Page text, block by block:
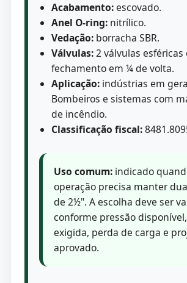
Acabamento:escovado.
Anel O-ring:nitrílico.
Vedação:borracha SBR.
Válvulas:2 válvulas esféricas
fechamento em ¼ de volta.
Aplicação:indústrias em
Bombeiros e sistemas com
de incêndio.
Classificação fiscal:
Uso comum:indicado
operação precisa manter
de 2½". A escolha deve ser
conforme pressão
exigida, perda de carga e
aprovado.